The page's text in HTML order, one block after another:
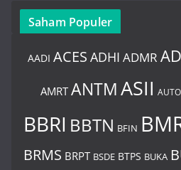
Saham Populer
AADI ACES ADHI ADMR
AMRT ANTMASII AUTO
BBRI BBTN BFIN
BRMS BRPT BSDE BTPS BUKA